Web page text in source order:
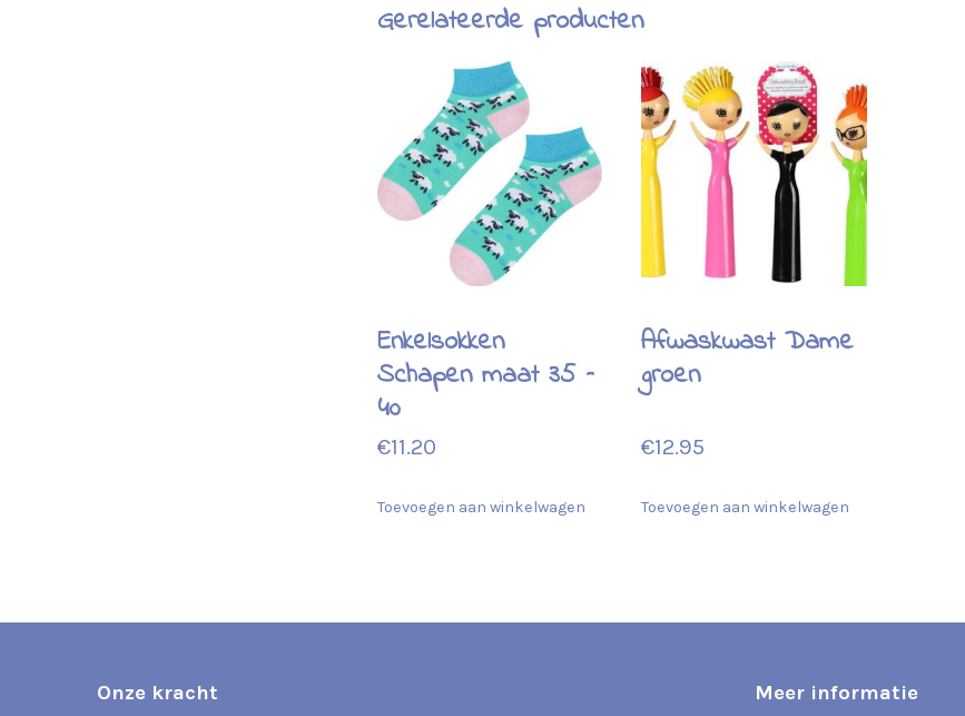
Gerelateerde producten
Enkelsokken
Schapen maat 35 –
40
€11.20
Toevoegen aan winkelwagen
Afwaskwast Dame
groen
€12.95
Toevoegen aan winkelwagen
Onze kracht Meer informatie